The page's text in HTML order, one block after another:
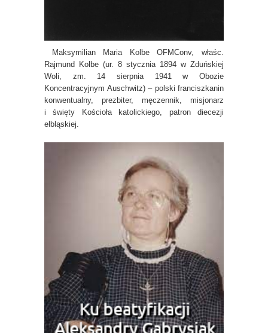
Maksymilian Maria Kolbe OFMConv, właśc.
Rajmund Kolbe (ur. 8 stycznia 1894 w Zduńskiej
Woli, zm. 14 sierpnia 1941 w Obozie
Koncentracyjnym Auschwitz) – polski franciszkanin
konwentualny, prezbiter, męczennik, misjonarz
i święty Kościoła katolickiego, patron diecezji
elbląskiej.